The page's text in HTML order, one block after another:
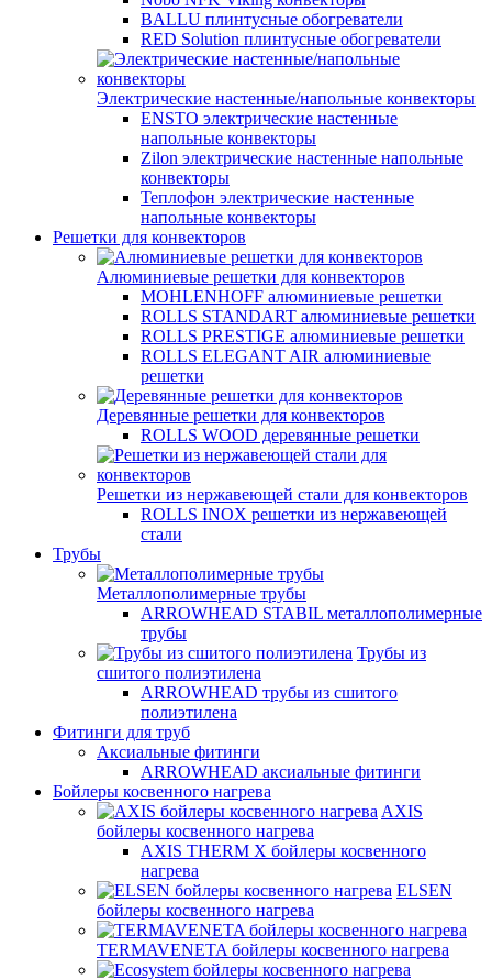
BALLU плинтусные обогреватели
RED Solution плинтусные обогреватели
Электрические настенные/напольные конвекторы
ENSTO электрические настенные
напольные конвекторы
Zilon электрические настенные напольные
конвекторы
Теплофон электрические настенные
напольные конвекторы
Решетки для конвекторов
Алюминиевые решетки для конвекторов
MOHLENHOFF алюминиевые решетки
ROLLS STANDART алюминиевые решетки
ROLLS PRESTIGE алюминиевые решетки
ROLLS ELEGANT AIR алюминиевые
решетки
Деревянные решетки для конвекторов
ROLLS WOOD деревянные решетки
Решетки из нержавеющей стали для конвекторов
ROLLS INOX решетки из нержавеющей
стали
Трубы
Металлополимерные трубы
ARROWHEAD STABIL металлополимерные
трубы
Трубы из
сшитого полиэтилена
ARROWHEAD трубы из сшитого
полиэтилена
Фитинги для труб
Аксиальные фитинги
ARROWHEAD аксиальные фитинги
Бойлеры косвенного нагрева
AXIS
бойлеры косвенного нагрева
AXIS THERM X бойлеры косвенного
нагрева
ELSEN
бойлеры косвенного нагрева
TERMAVENETA бойлеры косвенного нагрева